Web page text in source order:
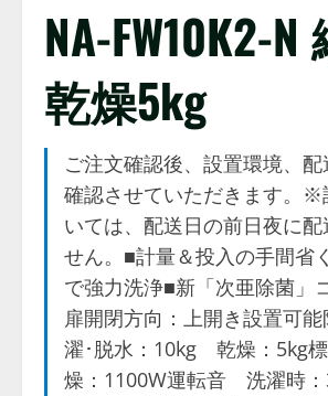
NA-FW10K2-
乾燥5kg
ご注文確認後、設置環境、
確認させていただきます。※
いては、配送日の前日夜に
せん。■計量＆投入の手間省
で強力洗浄■新「次亜除菌」
扉開閉方向：上開き設置可
濯･脱水：10kg 乾燥：5kg
燥：1100W運転音 洗濯時